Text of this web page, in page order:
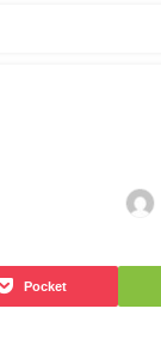
Pocket